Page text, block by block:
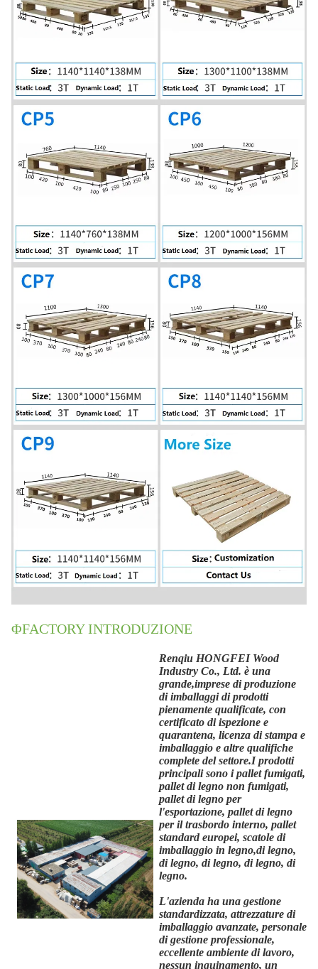
ΦFACTORY INTRODUZIONE
Renqiu HONGFEI Wood
Industry Co., Ltd. è una
grande,imprese di produzione
di imballaggi di prodotti
pienamente qualificate, con
certificato di ispezione e
quarantena, licenza di stampa e
imballaggio e altre qualifiche
complete del settore.I prodotti
principali sono i pallet fumigati,
pallet di legno non fumigati,
pallet di legno per
l'esportazione, pallet di legno
per il trasbordo interno, pallet
standard europei, scatole di
imballaggio in legno,di legno,
di legno, di legno, di legno, di
legno.
L'azienda ha una gestione
standardizzata, attrezzature di
imballaggio avanzate, personale
di gestione professionale,
eccellente ambiente di lavoro,
nessun inquinamento, un